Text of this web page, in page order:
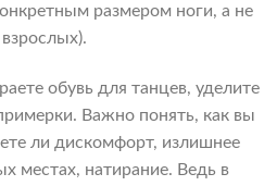
размером ноги, а не
обувь для танцев, уделите
Важно понять, как вы
ли дискомфорт, излишнее
местах, натирание. Ведь в